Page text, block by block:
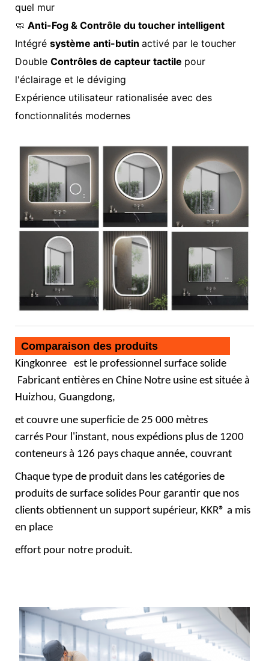
quel mur
🧼 Anti-Fog & Contrôle du toucher intelligent
Intégré système anti-butin activé par le toucher
Double Contrôles de capteur tactile pour
l'éclairage et le déviging
Expérience utilisateur rationalisée avec des
fonctionnalités modernes
Comparaison des produits
Kingkonree est le professionnel surface solide
Fabricant entières en Chine Notre usine est située à
Huizhou, Guangdong,
et couvre une superficie de 25 000 mètres
carrés Pour l'instant, nous expédions plus de 1200
conteneurs à 126 pays chaque année, couvrant
Chaque type de produit dans les catégories de
produits de surface solides Pour garantir que nos
clients obtiennent un support supérieur, KKR® a mis
en place
effort pour notre produit.